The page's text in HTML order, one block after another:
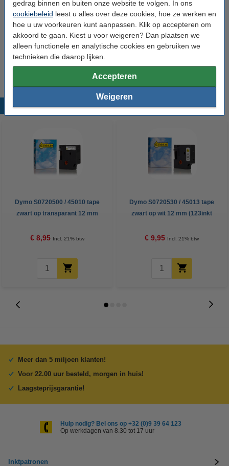
gedrag binnen en buiten onze website te volgen. In ons
cookiebeleid leest u alles over deze cookies, hoe ze werken en
hoe u uw voorkeuren kunt aanpassen. Klik op accepteren om
akkoord te gaan. Kiest u voor weigeren? Dan plaatsen we
alleen functionele en analytische cookies en gebruiken we
technieken die daarop lijken.
Accepteren
Weigeren
Aanbieding: 123inkt huismerk vervangt Dymo
D1 19 mm tape multipack (zwart op wit, zwart
op geel en zwart op transparant)
€ 29,50
Tip
Wij adviseren u om deze tape i.p.v. de originele tape te nemen.
Populaire producten
Dymo S0720500 / 45010 tape
zwart op transparant 12 mm
€ 8,95 Incl. 21% btw
Dymo S0720530 / 45013 tape
zwart op wit 12 mm (123inkt
€ 9,95 Incl. 21% btw
Meer dan 5 miljoen klanten!
Voor 22.00 uur besteld, morgen in huis!
Laagsteprijsgarantie!
Hulp nodig? Bel ons op +32 (0)9 39 64 123
Op werkdagen van 8.30 tot 17 uur
Inktpatronen